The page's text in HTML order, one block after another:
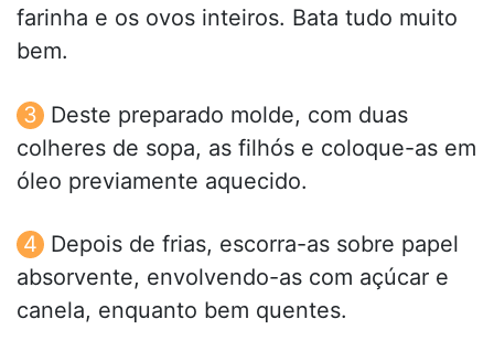
farinha e os ovos inteiros. Bata tudo muito
bem.
Deste preparado molde, com duas
colheres de sopa, as filhós e coloque-as em
óleo previamente aquecido.
Depois de frias, escorra-as sobre papel
absorvente, envolvendo-as com açúcar e
canela, enquanto bem quentes.